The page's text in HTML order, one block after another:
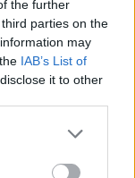
the further
parties on the
may
IAB’s List of
it to other
or more Google
may click to